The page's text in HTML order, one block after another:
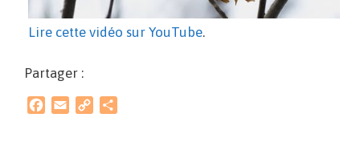
Lire cette vidéo sur YouTube.
Partager :